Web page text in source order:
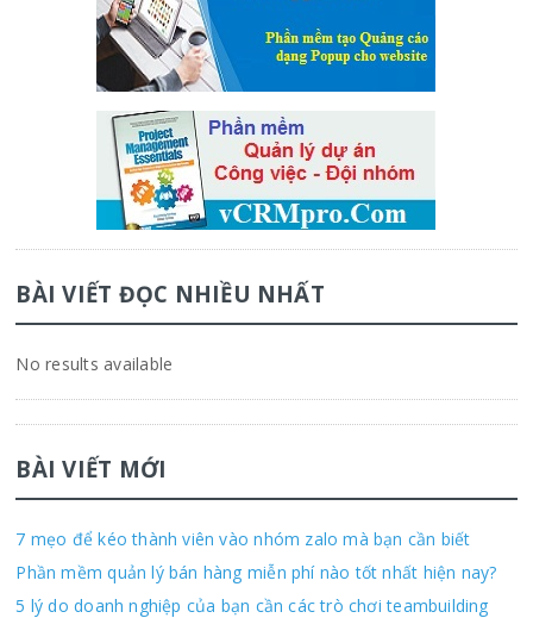
BÀI VIẾT ĐỌC NHIỀU NHẤT
No results available
BÀI VIẾT MỚI
7 mẹo để kéo thành viên vào nhóm zalo mà bạn cần biết
Phần mềm quản lý bán hàng miễn phí nào tốt nhất hiện nay?
5 lý do doanh nghiệp của bạn cần các trò chơi teambuilding